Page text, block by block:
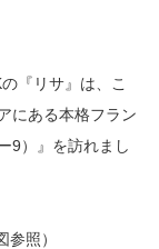
『リサ』は、こ
にある本格フラン
9）』を訪れまし
照）